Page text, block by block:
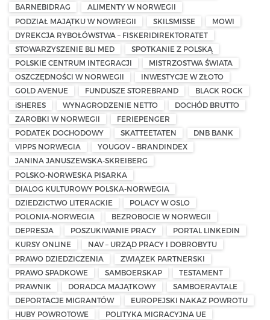
BARNEBIDRAG
ALIMENTY W NORWEGII
PODZIAŁ MAJĄTKU W NOWREGII
SKILSMISSE
MOWI
DYREKCJA RYBOŁÓWSTWA – FISKERIDIREKTORATET
STOWARZYSZENIE BLI MED
SPOTKANIE Z POLSKĄ
POLSKIE CENTRUM INTEGRACJI
MISTRZOSTWA ŚWIATA
OSZCZĘDNOŚCI W NORWEGII
INWESTYCJE W ZŁOTO
GOLD AVENUE
FUNDUSZE STOREBRAND
BLACK ROCK
iSHERES
WYNAGRODZENIE NETTO
DOCHÓD BRUTTO
ZAROBKI W NORWEGII
FERIEPENGER
PODATEK DOCHODOWY
SKATTEETATEN
DNB BANK
VIPPS NORWEGIA
YOUGOV – BRANDINDEX
JANINA JANUSZEWSKA-SKREIBERG
POLSKO-NORWESKA PISARKA
DIALOG KULTUROWY POLSKA-NORWEGIA
DZIEDZICTWO LITERACKIE
POLACY W OSLO
POLONIA-NORWEGIA
BEZROBOCIE W NORWEGII
DEPRESJA
POSZUKIWANIE PRACY
PORTAL LINKEDIN
KURSY ONLINE
NAV – URZĄD PRACY I DOBROBYTU
PRAWO DZIEDZICZENIA
ZWIĄZEK PARTNERSKI
PRAWO SPADKOWE
SAMBOERSKAP
TESTAMENT
PRAWNIK
DORADCA MAJĄTKOWY
SAMBOERAVTALE
DEPORTACJE MIGRANTÓW
EUROPEJSKI NAKAZ POWROTU
HUBY POWROTOWE
POLITYKA MIGRACYJNA UE